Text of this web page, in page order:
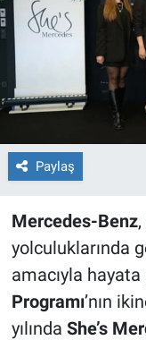
Paylaş
Mercedes-Benz,
yolculuklarında
amacıyla
Programı’nın
yılında She’s